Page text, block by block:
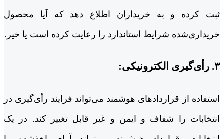
ثبت کرده و به خریداران اطلاع دهد که آیا محصول
خریداری‌شده شرایط استاندارد را رعایت کرده است یا خیر.
۳. رأی‌گیری الکترونیکی:
استفاده از قراردادهای هوشمند می‌تواند فرایند رأی‌گیری در
انتخابات را شفاف و ایمن و غیر قابل تغییر کند. در یک